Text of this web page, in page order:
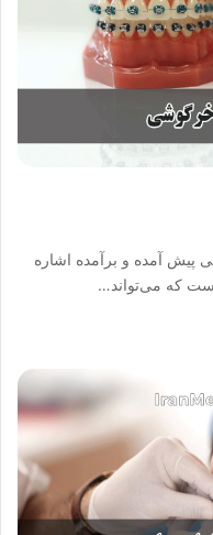
پیش آمده و برآمده اشاره
که می‌تواند…